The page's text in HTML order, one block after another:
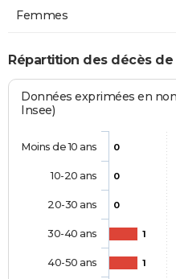
Femmes
Répartition des décès
Données exprimées en
Insee)
0
0
0
1
1
Moins de 10 ans
10-20 ans
20-30 ans
30-40 ans
40-50 ans